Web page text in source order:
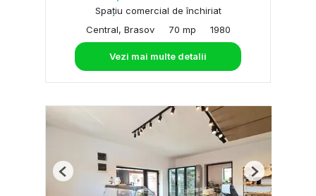
Spațiu comercial de închiriat
Central, Brasov
70 mp 1980
Vezi mai multe detalii
Previous Next